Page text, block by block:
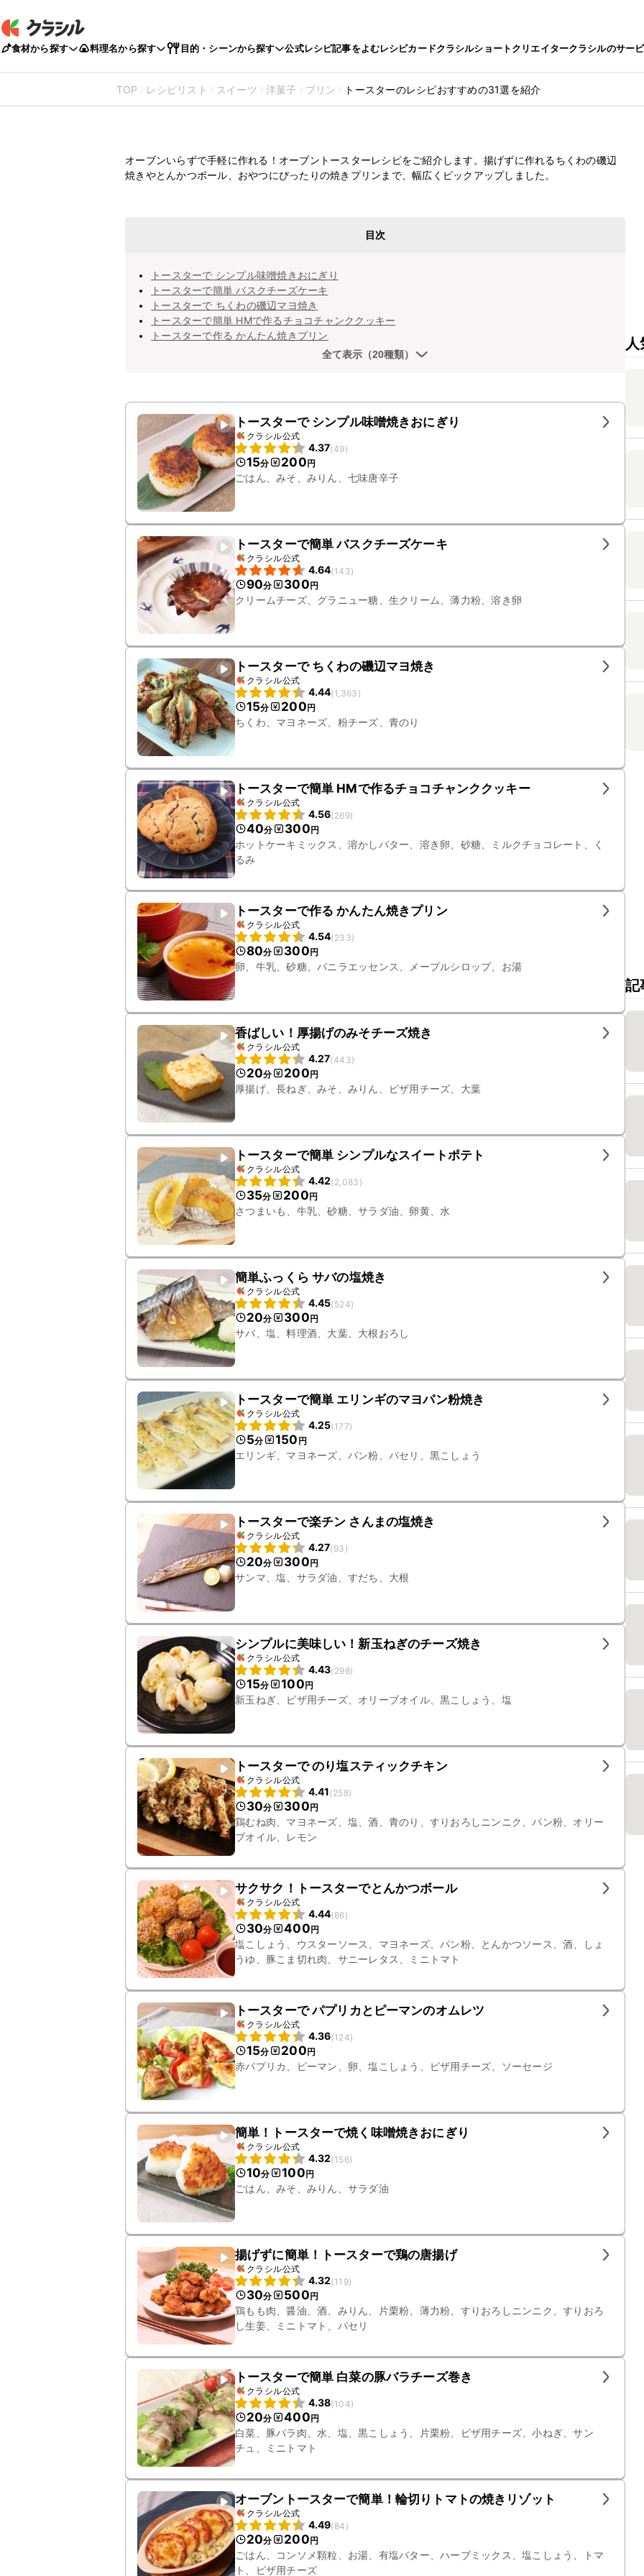
食材から探す 料理名から探す 目的・シーンから探す 公式レシピ記事をよむレシピカードクラシルショートクリエイタークラシルのサー
TOP レシピリスト スイーツ 洋菓子 プリン トースターのレシピおすすめの31選を紹介
オーブンいらずで手軽に作れる！オーブントースターレシピをご紹介します。揚げずに作れるちくわの磯辺
焼きやとんかつボール、おやつにぴったりの焼きプリンまで、幅広くピックアップしました。
目次
トースターで シンプル味噌焼きおにぎり
トースターで簡単 バスクチーズケーキ
トースターで ちくわの磯辺マヨ焼き
トースターで簡単 HMで作るチョコチャンククッキー
トースターで作る かんたん焼きプリン
全て表示（20種類）
トースターで シンプル味噌焼きおにぎり
クラシル公式
4.37(49)
15分 200円
ごはん、みそ、みりん、七味唐辛子
トースターで簡単 バスクチーズケーキ
クラシル公式
4.64(143)
90分 300円
クリームチーズ、グラニュー糖、生クリーム、薄力粉、溶き卵
トースターで ちくわの磯辺マヨ焼き
クラシル公式
4.44(1,363 )
15分 200円
ちくわ、マヨネーズ、粉チーズ、青のり
トースターで簡単 HMで作るチョコチャンククッキー
クラシル公式
4.56(269)
40分 300円
ホットケーキミックス、溶かしバター、溶き卵、砂糖、ミルクチョコレート、く
るみ
トースターで作る かんたん焼きプリン
クラシル公式
4.54(233)
80分 300円
卵、牛乳、砂糖、バニラエッセンス、メープルシロップ、お湯
香ばしい！厚揚げのみそチーズ焼き
クラシル公式
4.27(443)
20分 200円
厚揚げ、長ねぎ、みそ、みりん、ピザ用チーズ、大葉
トースターで簡単 シンプルなスイートポテト
クラシル公式
4.42(2,083 )
35分 200円
さつまいも、牛乳、砂糖、サラダ油、卵黄、水
簡単ふっくら サバの塩焼き
クラシル公式
4.45(524)
20分 300円
サバ、塩、料理酒、大葉、大根おろし
トースターで簡単 エリンギのマヨパン粉焼き
クラシル公式
4.25(177)
5分 150 円
エリンギ、マヨネーズ、パン粉、パセリ、黒こしょう
トースターで楽チン さんまの塩焼き
クラシル公式
4.27(93 )
20分 300円
サンマ、塩、サラダ油、すだち、大根
シンプルに美味しい！新玉ねぎのチーズ焼き
クラシル公式
4.43(298)
15分 100円
新玉ねぎ、ピザ用チーズ、オリーブオイル、黒こしょう、塩
トースターで のり塩スティックチキン
クラシル公式
4.41(258)
30分 300円
鶏むね肉、マヨネーズ、塩、酒、青のり、すりおろしニンニク、パン粉、オリー
ブオイル、レモン
サクサク！トースターでとんかつボール
クラシル公式
4.44(86)
30分 400円
塩こしょう、ウスターソース、マヨネーズ、パン粉、とんかつソース、酒、しょ
うゆ、豚こま切れ肉、サニーレタス、ミニトマト
トースターで パプリカとピーマンのオムレツ
クラシル公式
4.36(124)
15分 200円
赤パプリカ、ピーマン、卵、塩こしょう、ピザ用チーズ、ソーセージ
簡単！トースターで焼く味噌焼きおにぎり
クラシル公式
4.32(156)
10分 100円
ごはん、みそ、みりん、サラダ油
揚げずに簡単！トースターで鶏の唐揚げ
クラシル公式
4.32(119)
30分 500円
鶏もも肉、醤油、酒、みりん、片栗粉、薄力粉、すりおろしニンニク、すりおろ
し生姜、ミニトマト、パセリ
トースターで簡単 白菜の豚バラチーズ巻き
クラシル公式
4.38(104)
20分 400円
白菜、豚バラ肉、水、塩、黒こしょう、片栗粉、ピザ用チーズ、小ねぎ、サン
チュ、ミニトマト
オーブントースターで簡単！輪切りトマトの焼きリゾット
クラシル公式
4.49(84 )
20分 200円
ごはん、コンソメ顆粒、お湯、有塩バター、ハーブミックス、塩こしょう、トマ
ト、ピザ用チーズ
記